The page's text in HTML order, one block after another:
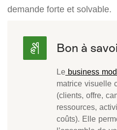
demande forte et solvable.
Le business
matrice visuelle
(clients, offre,
ressources,
coûts). Elle